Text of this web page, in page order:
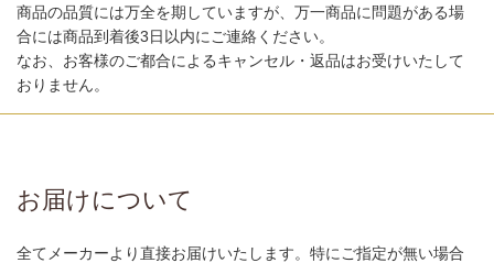
商品の品質には万全を期していますが、万一商品に問題がある場
合には商品到着後3日以内にご連絡ください。
なお、お客様のご都合によるキャンセル・返品はお受けいたして
おりません。
お届けについて
全てメーカーより直接お届けいたします。特にご指定が無い場合